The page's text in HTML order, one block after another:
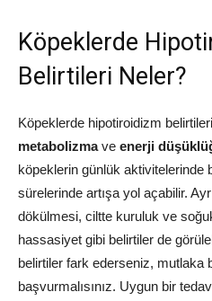
Köpeklerde
Belirtileri Neler?
Köpeklerde hipotiroidizm
metabolizmave enerji
köpeklerin günlük aktivitelerinde
sürelerinde artışa yol açabilir.
dökülmesi, ciltte kuruluk ve
hassasiyet gibi belirtiler de
belirtiler fark ederseniz, mutlaka
başvurmalısınız. Uygun bir